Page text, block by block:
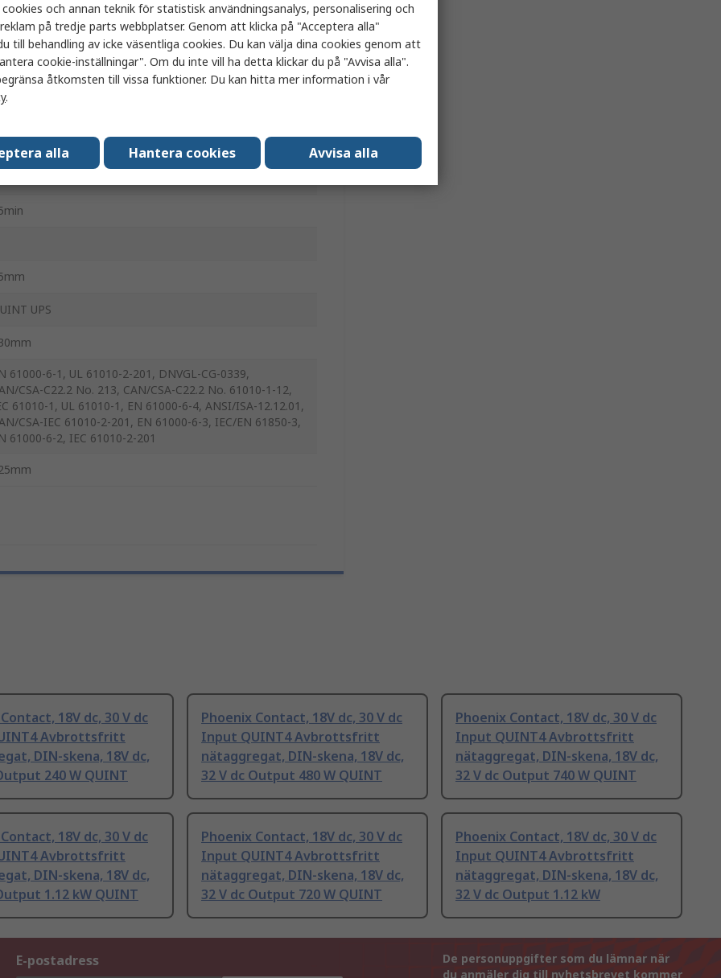
nätaggregat
UPS
61000-6-1, UL 61010-2-201, DNVGL-CG-0339,
CSA-C22.2 No. 213, CAN/CSA-C22.2 No. 61010-1-12,
61010-1, UL 61010-1, EN 61000-6-4, ANSI/ISA-12.12.01,
CSA-IEC 61010-2-201, EN 61000-6-3, IEC/EN 61850-3,
61000-6-2, IEC 61010-2-201
18V dc, 30 V dc
Avbrottsfritt
DIN-skena, 18V dc,
240 W QUINT
Phoenix Contact, 18V dc, 30 V dc
Input QUINT4 Avbrottsfritt
nätaggregat, DIN-skena, 18V dc,
32 V dc Output 480 W QUINT
Phoenix Contact, 18V dc, 30 V dc
Input QUINT4 Avbrottsfritt
nätaggregat, DIN-skena, 18V dc,
32 V dc Output 740 W QUINT
18V dc, 30 V dc
Avbrottsfritt
DIN-skena, 18V dc,
1.12 kW QUINT
Phoenix Contact, 18V dc, 30 V dc
Input QUINT4 Avbrottsfritt
nätaggregat, DIN-skena, 18V dc,
32 V dc Output 720 W QUINT
Phoenix Contact, 18V dc, 30 V dc
Input QUINT4 Avbrottsfritt
nätaggregat, DIN-skena, 18V dc,
32 V dc Output 1.12 kW
E-postadress
De personuppgifter som du lämnar när
du anmäler dig till nyhetsbrevet kommer
cookies och annan teknik för statistisk användningsanalys, personalisering och
på tredje parts webbplatser. Genom att klicka på "Acceptera alla"
till behandling av icke väsentliga cookies. Du kan välja dina cookies genom att
cookie-inställningar". Om du inte vill ha detta klickar du på "Avvisa alla".
åtkomsten till vissa funktioner. Du kan hitta mer information i vår
.
alla Hantera cookies Avvisa alla